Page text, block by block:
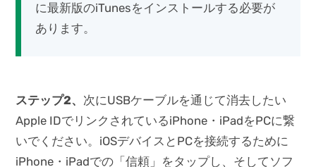
に最新版のiTunesをインストールする必要が
あります。
ステップ2、 次にUSBケーブルを通じて消去したい
Apple IDでリンクされているiPhone・iPadをPCに繋
いでください。iOSデバイスとPCを接続するために
iPhone・iPadでの「信頼」をタップし、そしてソフ